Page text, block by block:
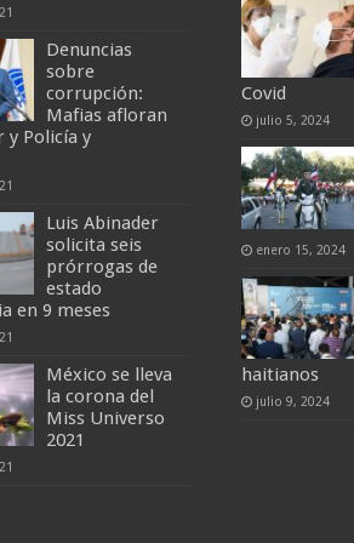
Denuncias
sobre
corrupción:
Mafias afloran
Policía y
Luis Abinader
solicita seis
prórrogas de
estado
en 9 meses
México se lleva
la corona del
Miss Universo
2021
Covid
julio 5, 2024
enero 15, 2024
haitianos
julio 9, 2024